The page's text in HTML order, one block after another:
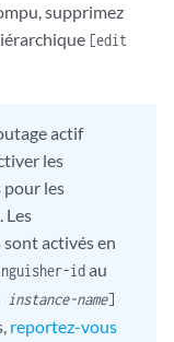
supprimez
[edit
actif
les
les
Les
activés en
idau
instance-name]
reportez-vous